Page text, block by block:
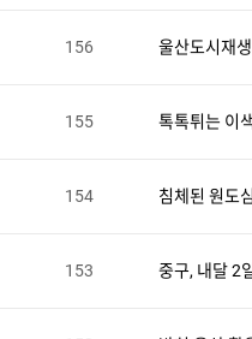
156 울산도시재
155 톡톡튀는 이
154 침체된 원도
153 중구, 내달 2